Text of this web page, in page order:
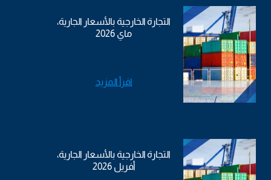
التجارة الخارجية بالأسعار الجارية،
ماي 2026
اقرأ المزيد
التجارة الخارجية بالأسعار الجارية،
أفريل 2026